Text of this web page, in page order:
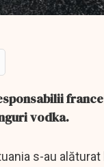
vodka.
s-au